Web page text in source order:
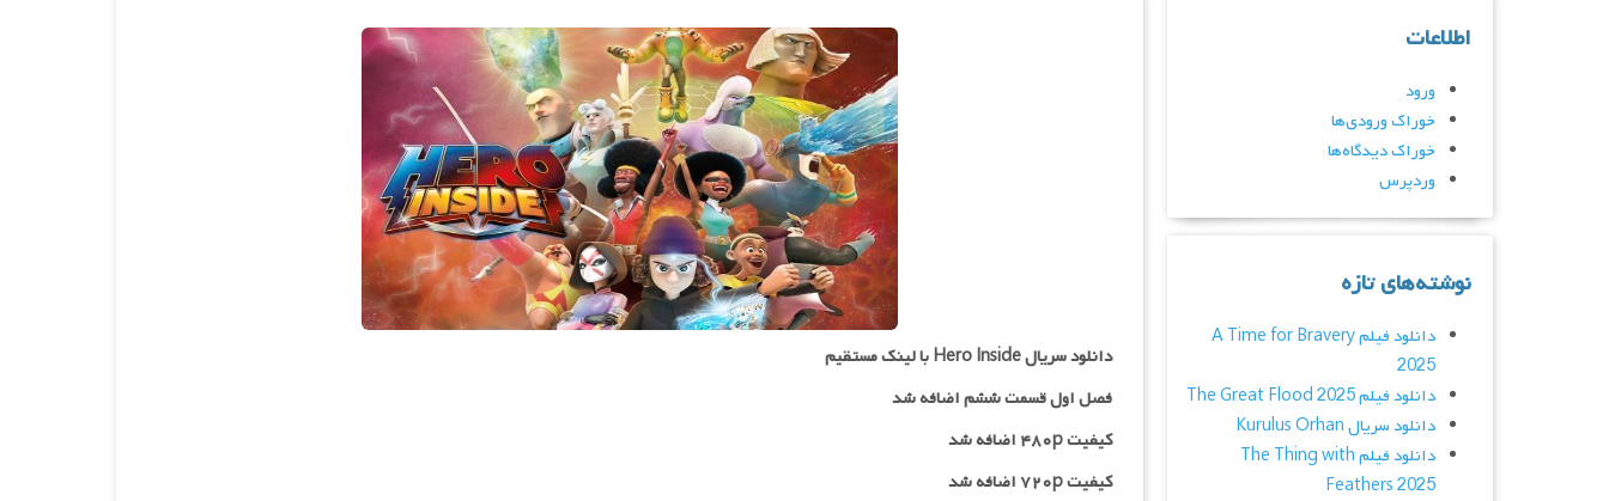
دانلود سریال Hero Inside با لینک مستقیم
فصل اول قسمت ششم اضافه شد
کیفیت ۴۸۰p اضافه شد
کیفیت ۷۲۰p
اضافه شد
اطلاعات
ورود
خوراک ورودی‌ها
خوراک دیدگاه‌ها
وردپرس
نوشته‌های تازه
دانلود فیلم A Time for Bravery
2025
دانلود فیلم The Great Flood 2025
دانلود سریال Kurulus Orhan
دانلود فیلم The Thing with
Feathers 2025